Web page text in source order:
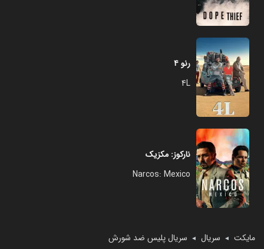
رنو ۴
4L
نارکوز: مکزیک
Narcos: Mexico
مایکت ◄ سریال ◄ سریال پلیس ضد شورش